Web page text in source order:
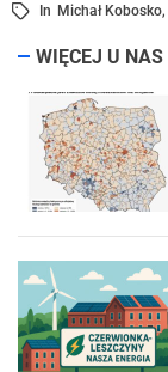
In Michał Kobosko,
WIĘCEJ U NAS